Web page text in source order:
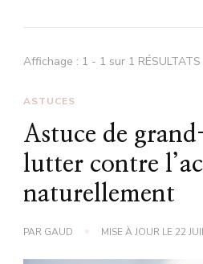
Affichage : 1 - 1 sur 1 RÉSULTATS
ASTUCES
Astuce de
lutter contre
naturellement
PAR GAUD MISE À JOUR LE 22